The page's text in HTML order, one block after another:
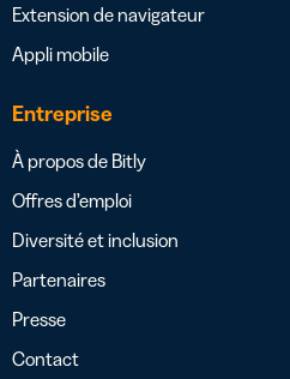
Extension de navigateur
Appli mobile
Entreprise
À propos de Bitly
Offres d’emploi
Diversité et inclusion
Partenaires
Presse
Contact